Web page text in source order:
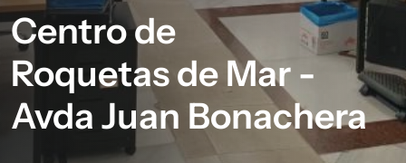
Centro de
Roquetas de Mar -
Avda Juan Bonachera